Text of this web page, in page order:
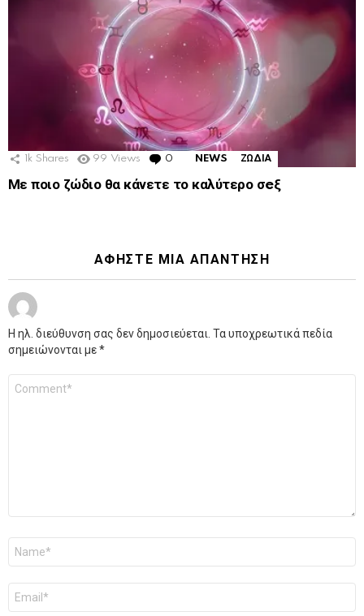
1k Shares 99 Views 0 Comments
NEWS ΖΩΔΙΑ
Με ποιο ζώδιο θα κάνετε το καλύτερο σeξ
ΑΦΉΣΤΕ ΜΙΑ ΑΠΆΝΤΗΣΗ
Η ηλ. διεύθυνση σας δεν δημοσιεύεται. Τα υποχρεωτικά πεδία
σημειώνονται με*